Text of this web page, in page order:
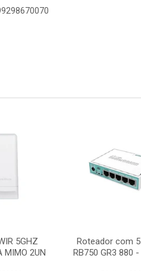
5GHZ
MIMO 2UN
Roteador com
RB750 GR3 880